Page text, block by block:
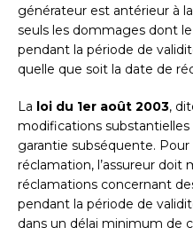
générateur est antérieur à
seuls les dommages dont
pendant la période de
quelle que soit la date de
La loi du 1er août 2003,
modifications
garantie subséquente.
réclamation, l’assureur doit
réclamations concernant
pendant la période de
dans un délai minimum de